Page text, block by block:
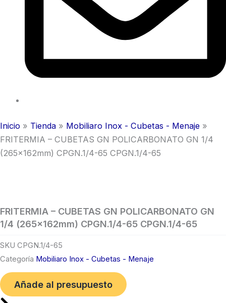
Inicio » Tienda » Mobiliaro Inox - Cubetas - Menaje »
FRITERMIA – CUBETAS GN POLICARBONATO GN 1/4
(265x162mm) CPGN.1/4-65 CPGN.1/4-65
FRITERMIA – CUBETAS GN POLICARBONATO GN
1/4 (265x162mm) CPGN.1/4-65 CPGN.1/4-65
SKU CPGN.1/4-65
Categoría Mobiliaro Inox - Cubetas - Menaje
Añade al presupuesto